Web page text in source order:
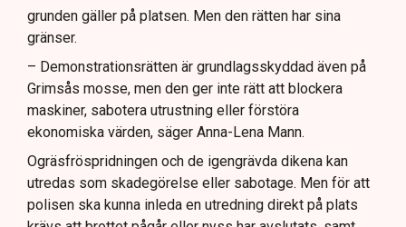
grunden gäller på platsen. Men den rätten har sina
gränser.
– Demonstrationsrätten är grundlagsskyddad även på
Grimsås mosse, men den ger inte rätt att blockera
maskiner, sabotera utrustning eller förstöra
ekonomiska värden, säger Anna-Lena Mann.
Ogräsfröspridningen och de igengrävda dikena kan
utredas som skadegörelse eller sabotage. Men för att
polisen ska kunna inleda en utredning direkt på plats